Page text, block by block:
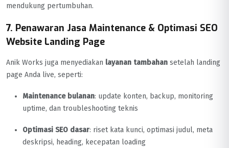
mendukung pertumbuhan.
7. Penawaran Jasa Maintenance & Optimasi SEO
Website Landing Page
Anik Works juga menyediakan layanan tambahan setelah landing
page Anda live, seperti:
Maintenance bulanan: update konten, backup, monitoring
uptime, dan troubleshooting teknis
Optimasi SEO dasar: riset kata kunci, optimasi judul, meta
deskripsi, heading, kecepatan loading